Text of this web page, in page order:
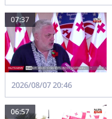
07:37
2026/08/07 20:46
06:57